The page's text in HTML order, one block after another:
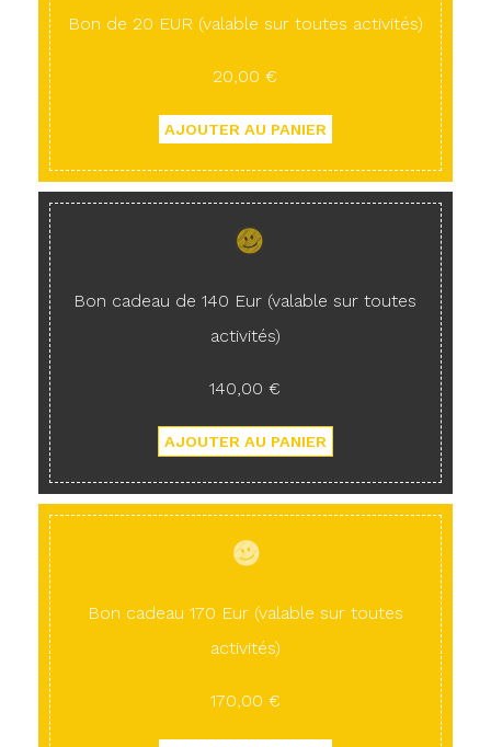
Bon de 20 EUR (valable sur toutes activités)
20,00 €
Bon cadeau de 140 Eur (valable sur toutes
activités)
140,00 €
Bon cadeau 170 Eur (valable sur toutes
activités)
170,00 €